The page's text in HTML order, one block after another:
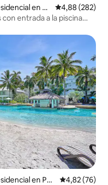
en C
Calificación
4,88 (282)
entrada a la piscina
en Pal
Calificación
4,82 (76)